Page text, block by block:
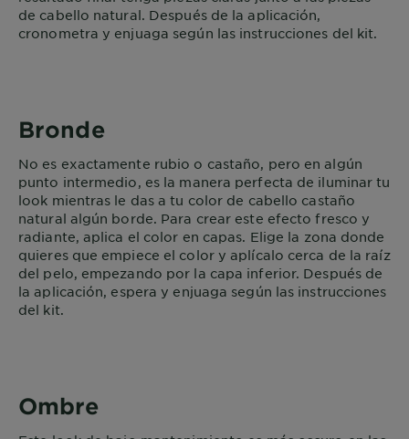
de cabello natural. Después de la aplicación,
cronometra y enjuaga según las instrucciones del kit.
Bronde
No es exactamente rubio o castaño, pero en algún
punto intermedio, es la manera perfecta de iluminar tu
look mientras le das a tu color de cabello castaño
natural algún borde. Para crear este efecto fresco y
radiante, aplica el color en capas. Elige la zona donde
quieres que empiece el color y aplícalo cerca de la raíz
del pelo, empezando por la capa inferior. Después de
la aplicación, espera y enjuaga según las instrucciones
del kit.
Ombre